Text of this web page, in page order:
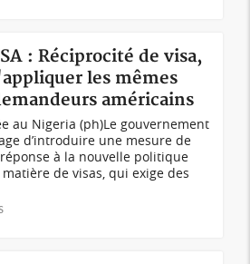
: Réciprocité de visa,
les mêmes
américains
au Nigeria (ph)Le gouvernement
d’introduire une mesure de
à la nouvelle politique
de visas, qui exige des